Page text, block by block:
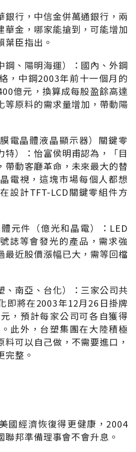
銀行，中信金併萬通銀行，兩
華金，哪家能搶到，可能增加
葉臣指出。
鋼、陽明海運）：國內、外鋼
，中鋼2003年前十一個月的
億元，換算成每股盈餘高達
等原料的需求量增加，帶動陽
電晶體液晶顯示器）關鍵零
特）：怡富侯明甫認為，「目
帶動客廳革命，未來最大的替
電視，這塊市場每個人都想
設計TFT-LCD關鍵零組件方
元件（億光和晶電）：LED
誌等會發光的產品，需求強
最近股價漲幅已大，需等回檔
、南亞、台化）：三家公司共
即將在2003年12月26日掛牌
，預計每家公司可各自獲得
此外，台塑集團在大陸積極
可以自己做，不需要進口，
完整。
國經濟恢復得更健康，2004
邦準備理事會不會升息。